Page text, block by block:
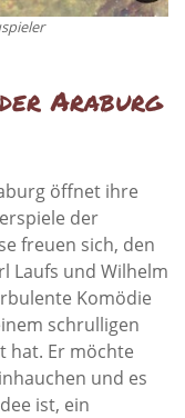
Araburg
öffnet ihre
der
freuen sich, den
Laufs und Wilhelm
Komödie
schrulligen
hat. Er möchte
und es
ist, ein